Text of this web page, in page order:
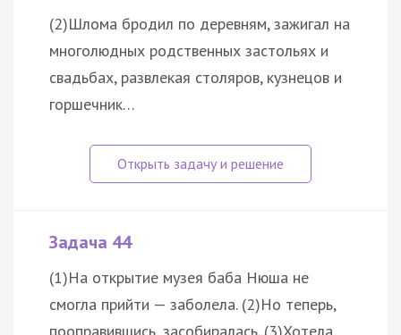
(2)Шлома бродил по деревням, зажигал на
многолюдных родственных застольях и
свадьбах, развлекая столяров, кузнецов и
горшечник…
Задача 44
(1)На открытие музея баба Нюша не
смогла прийти — заболела. (2)Но теперь,